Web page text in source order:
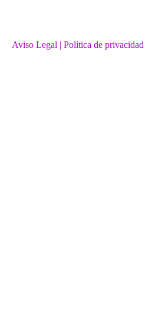
Aviso Legal | Política de privacidad